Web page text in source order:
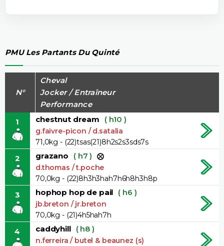
PMU Les Partants Du Quinté
N°
Cheval
Jocker / Entraîneur
Performance
1
chestnut dream ( h10 )
g.faivre-picon / d.satalia
71,0kg - (22)tsas(21)8h2s2s3sds7s
2 grazano ( h7 )
d.thomas / t.poche
70,0kg - (22)8h3h3hah7h6h8h3h8p
3 hophop hop de pail ( h6 )
jb.breton / jr.breton
70,0kg - (21)4h5hah7h
4 caddyhill ( h8 )
n.ferreira / butel & beaunez (s)